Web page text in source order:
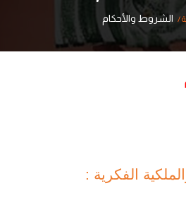
الشروط والأحكام
الفكرية :